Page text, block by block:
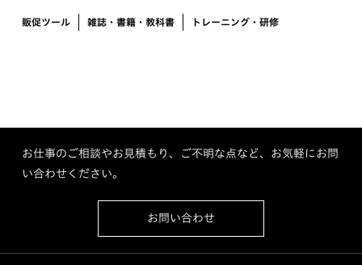
販促ツール 雑誌・書籍・教科書 トレーニング・研修
お仕事のご相談やお見積もり、ご不明な点など、お気軽にお問
い合わせください。
お問い合わせ